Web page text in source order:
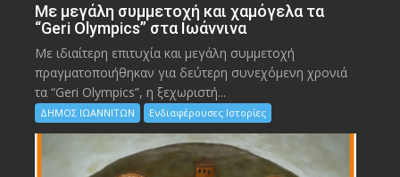
Με μεγάλη συμμετοχή και χαμόγελα τα
“Geri Olympics” στα Ιωάννινα
Με ιδιαίτερη επιτυχία και μεγάλη συμμετοχή
πραγματοποιήθηκαν για δεύτερη συνεχόμενη χρονιά
τα “Geri Olympics”, η ξεχωριστή...
ΔΗΜΟΣ ΙΩΑΝΝΙΤΩΝ Ενδιαφέρουσες Ιστορίες